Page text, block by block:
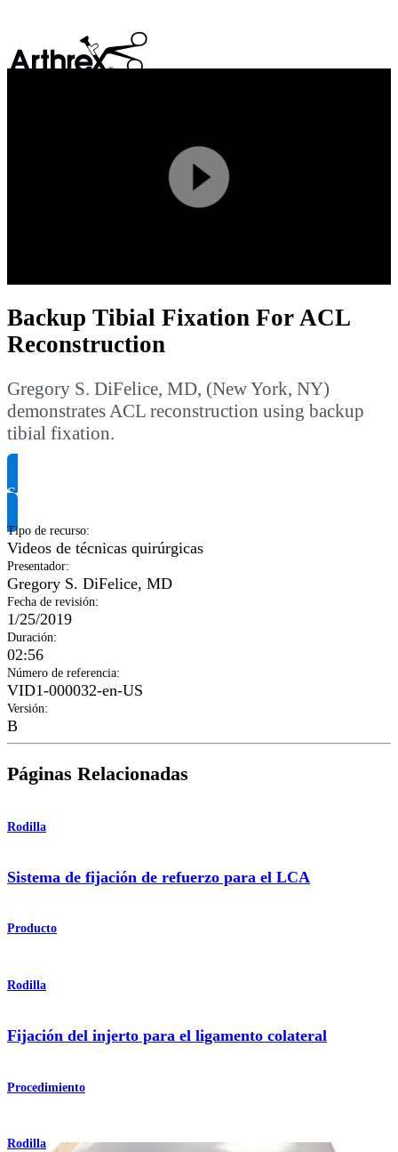
Play
Video
Backup Tibial Fixation For ACL
Reconstruction
Gregory S. DiFelice, MD, (New York, NY)
demonstrates ACL reconstruction using backup
tibial fixation.
Solicitar información del producto
Tipo de recurso:
Videos de técnicas quirúrgicas
Presentador:
Gregory S. DiFelice, MD
Fecha de revisión:
1/25/2019
Duración:
02:56
Número de referencia:
VID1-000032-en-US
Versión:
B
Páginas Relacionadas
Rodilla
Sistema de fijación de refuerzo para el LCA
Producto
Rodilla
Fijación del injerto para el ligamento colateral
Procedimiento
Rodilla